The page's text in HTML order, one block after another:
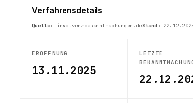
Verfahrensdetails
Quelle: insolvenzbekanntmachungen.deStand:
ERÖFFNUNG
13.11.2025
LETZTE